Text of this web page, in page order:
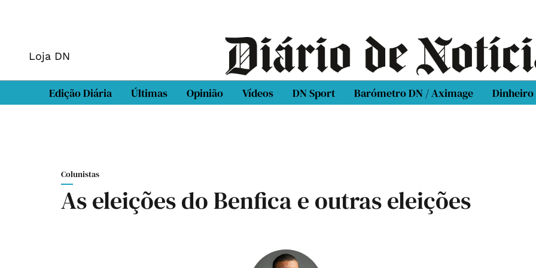
Loja DN
Edição Diária Últimas Opinião Vídeos DN Sport Barómetro DN / Aximage Dinheiro
Colunistas
As eleições do Benfica e outras eleições